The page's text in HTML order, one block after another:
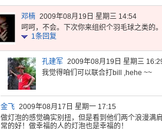
邓楠 2009年08月19日 星期三 14:54
呵呵，不会。下次你来组织个羽毛球之类的。
1条回复
孔建军 2009年08月19日 星期三
我觉得咱们可以联合打bill ,hehe ~~
金飞 2009年08月17日 星期一 17:15
做灯泡的感觉确实别扭 ，但是看到 他们两个浪漫满
常的好！做幸福的人的灯泡也是幸福的！